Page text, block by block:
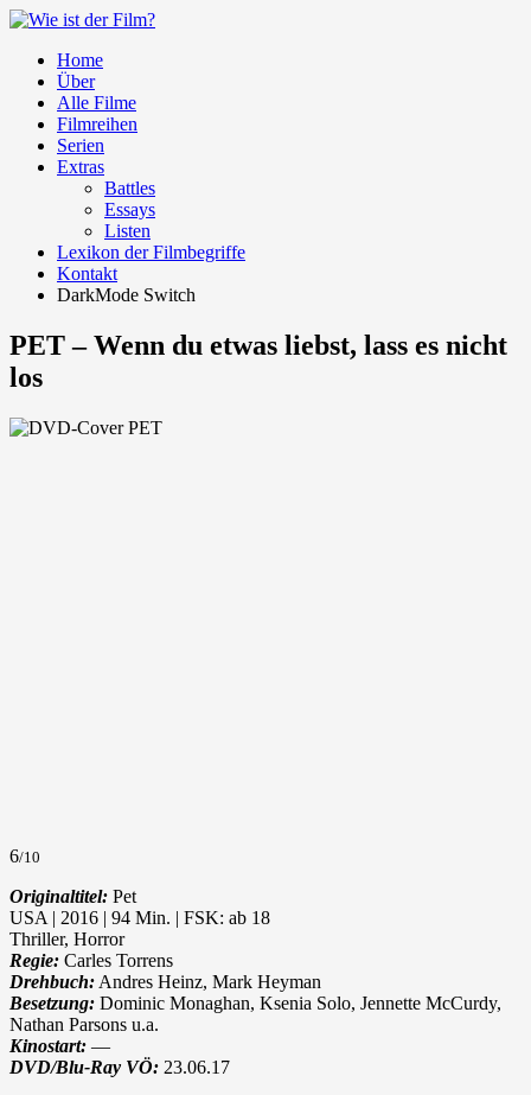
Home
Über
Alle Filme
Filmreihen
Serien
Extras
Battles
Essays
Listen
Lexikon der Filmbegriffe
Kontakt
DarkMode Switch
PET – Wenn du etwas liebst, lass es nicht
los
6/10
Originaltitel: Pet
USA | 2016 | 94 Min. | FSK: ab 18
Thriller, Horror
Regie: Carles Torrens
Drehbuch: Andres Heinz, Mark Heyman
Besetzung: Dominic Monaghan, Ksenia Solo, Jennette McCurdy,
Nathan Parsons u.a.
Kinostart: —
DVD/Blu-Ray VÖ: 23.06.17